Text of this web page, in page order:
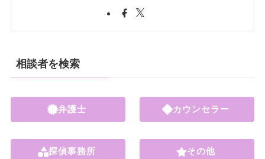
相談者を検索
弁護士
探偵事務所
カウンセラー
その他